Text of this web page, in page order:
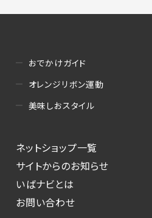
おでかけガイド
オレンジリボン運動
美味しおスタイル
ネットショップ一覧
サイトからのお知らせ
いばナビとは
お問い合わせ